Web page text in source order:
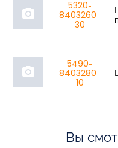
photo_camera
5320-
8403260-
30
photo_camera
5490-
8403280-
10
Вы